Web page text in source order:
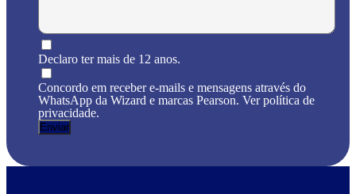
Declaro ter mais de 12 anos.
Concordo em receber e-mails e mensagens através do
WhatsApp da Wizard e marcas Pearson. Ver política de
privacidade.